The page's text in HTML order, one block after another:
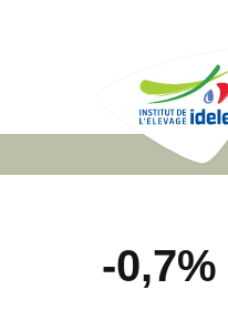
-0,7%